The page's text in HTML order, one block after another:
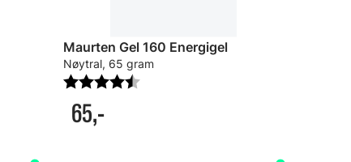
Maurten Gel 160 Energigel
Nøytral, 65 gram
65,-
Karakter: